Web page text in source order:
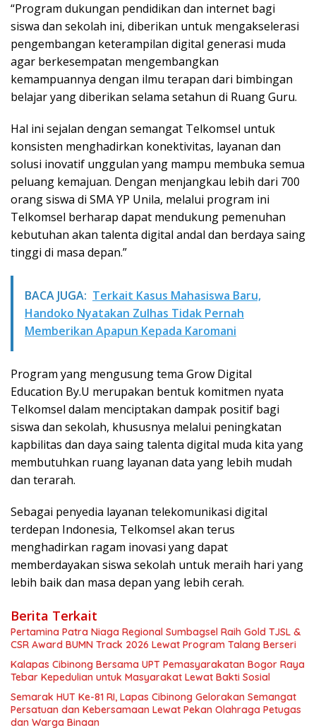
“Program dukungan pendidikan dan internet bagi
siswa dan sekolah ini, diberikan untuk mengakselerasi
pengembangan keterampilan digital generasi muda
agar berkesempatan mengembangkan
kemampuannya dengan ilmu terapan dari bimbingan
belajar yang diberikan selama setahun di Ruang Guru.
Hal ini sejalan dengan semangat Telkomsel untuk
konsisten menghadirkan konektivitas, layanan dan
solusi inovatif unggulan yang mampu membuka semua
peluang kemajuan. Dengan menjangkau lebih dari 700
orang siswa di SMA YP Unila, melalui program ini
Telkomsel berharap dapat mendukung pemenuhan
kebutuhan akan talenta digital andal dan berdaya saing
tinggi di masa depan.”
BACA JUGA: Terkait Kasus Mahasiswa Baru,
Handoko Nyatakan Zulhas Tidak Pernah
Memberikan Apapun Kepada Karomani
Program yang mengusung tema Grow Digital
Education By.U merupakan bentuk komitmen nyata
Telkomsel dalam menciptakan dampak positif bagi
siswa dan sekolah, khususnya melalui peningkatan
kapbilitas dan daya saing talenta digital muda kita yang
membutuhkan ruang layanan data yang lebih mudah
dan terarah.
Sebagai penyedia layanan telekomunikasi digital
terdepan Indonesia, Telkomsel akan terus
menghadirkan ragam inovasi yang dapat
memberdayakan siswa sekolah untuk meraih hari yang
lebih baik dan masa depan yang lebih cerah.
Berita Terkait
Pertamina Patra Niaga Regional Sumbagsel Raih Gold TJSL &
CSR Award BUMN Track 2026 Lewat Program Talang Berseri
Kalapas Cibinong Bersama UPT Pemasyarakatan Bogor Raya
Tebar Kepedulian untuk Masyarakat Lewat Bakti Sosial
Semarak HUT Ke-81 RI, Lapas Cibinong Gelorakan Semangat
Persatuan dan Kebersamaan Lewat Pekan Olahraga Petugas
dan Warga Binaan